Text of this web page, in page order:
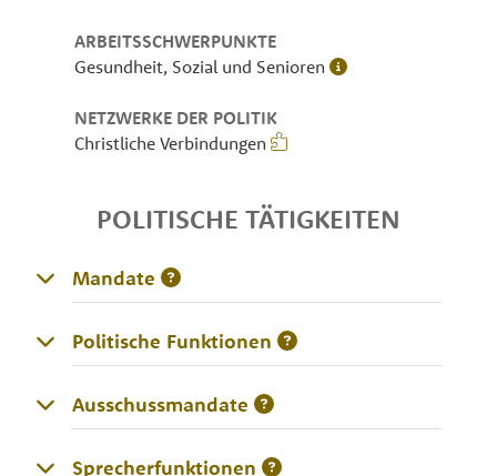
ARBEITSSCHWERPUNKTE
Gesundheit, Sozial und Senioren
NETZWERKE DER POLITIK
Christliche Verbindungen
POLITISCHE TÄTIGKEITEN
Mandate
Politische Funktionen
Ausschussmandate
Sprecherfunktionen